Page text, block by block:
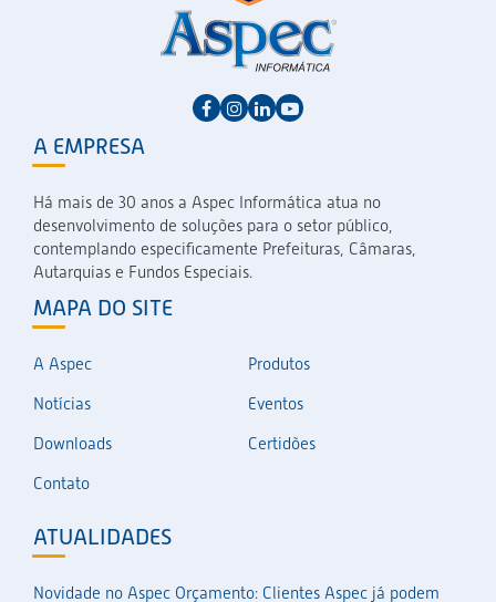
A EMPRESA
Há mais de 30 anos a Aspec Informática atua no
desenvolvimento de soluções para o setor público,
contemplando especificamente Prefeituras, Câmaras,
Autarquias e Fundos Especiais.
MAPA DO SITE
A Aspec
Produtos
Notícias
Eventos
Downloads
Certidões
Contato
ATUALIDADES
Novidade no Aspec Orçamento: Clientes Aspec já podem